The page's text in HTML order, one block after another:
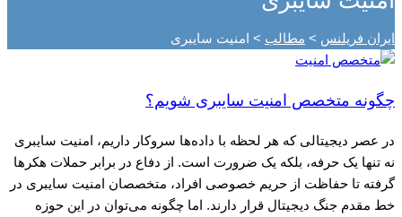
ایران فریلنس > مطالب > امنیت سایبری
چگونه متخصص امنیت سایبری شویم؟
در عصر دیجیتالی که هر لحظه با داده‌ها سروکار داریم، امنیت سایبری
نه تنها یک حرفه، بلکه یک ضرورت است. از دفاع در برابر حملات هکرها
گرفته تا حفاظت از حریم خصوصی افراد، متخصصان امنیت سایبری در
خط مقدم جنگ دیجیتال قرار دارند. اما چگونه می‌توان در این حوزه